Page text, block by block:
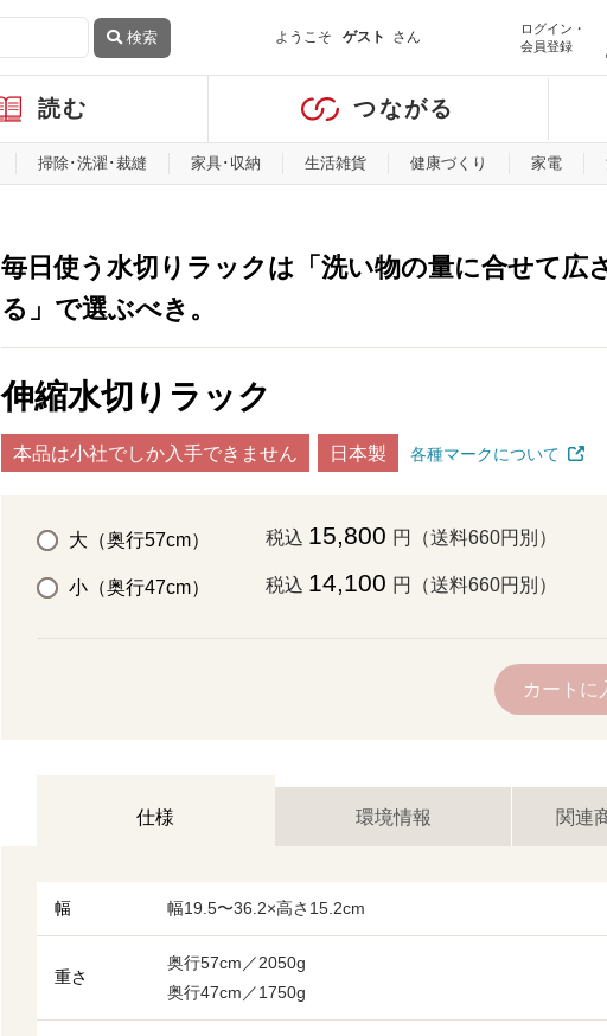
検索 ようこそ ゲスト さん
ログイン・
会員登録
読む つながる
掃除･洗濯･裁縫 家具･収納 生活雑貨 健康づくり 家電
毎日使う水切りラックは「洗い物の量に合せて広
る」で選ぶべき。
伸縮水切りラック
本品は小社でしか入手できません 日本製 各種マークについて
大（奥行57cm） 税込 15,800 円（送料660円別）
小（奥行47cm） 税込 14,100 円（送料660円別）
カートに
仕様 環境情報 関連
幅 幅19.5〜36.2×高さ15.2cm
重さ
奥行57cm／2050g
奥行47cm／1750g